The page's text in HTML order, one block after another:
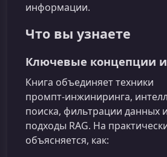
информации.
Что вы узнаете
Ключевые концепции
Книга объединяет техники
промпт‑инжиниринга,
поиска, фильтрации данных
подходы RAG. На
объясняется, как: